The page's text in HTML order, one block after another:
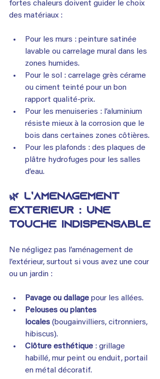
fortes chaleurs doivent guider le choix
des matériaux :
Pour les murs : peinture satinée
lavable ou carrelage mural dans les
zones humides.
Pour le sol : carrelage grès cérame
ou ciment teinté pour un bon
rapport qualité-prix.
Pour les menuiseries : l’aluminium
résiste mieux à la corrosion que le
bois dans certaines zones côtières.
Pour les plafonds : des plaques de
plâtre hydrofuges pour les salles
d’eau.
🌿 L’aménagement
extérieur : une
touche indispensable
Ne négligez pas l’aménagement de
l’extérieur, surtout si vous avez une cour
ou un jardin :
Pavage ou dallage pour les allées.
Pelouses ou plantes
locales (bougainvilliers, citronniers,
hibiscus).
Clôture esthétique : grillage
habillé, mur peint ou enduit, portail
en métal décoratif.